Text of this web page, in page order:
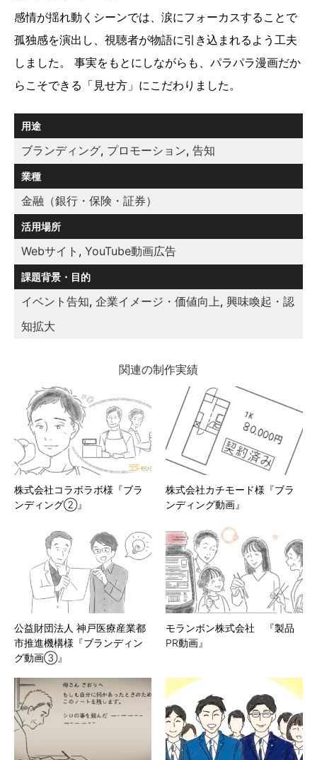
感情が揺れ動くシーンでは、涙にフォーカスすることで
孤独感を演出し、視聴者が物語に引き込まれるよう工夫
しました。 事実をもとにしながらも、パラパラ漫画だか
らこそできる「見せ方」にこだわりました。
用途
ブランディング, プロモーション, 告知
業種
金融（銀行・保険・証券）
活用場所
Webサイト , YouTube動画広告
課題背景・目的
イベント告知, 企業イメージ・価値向上, 興味喚起・認
知拡大
関連の制作実績
株式会社コラボラボ様『ブラ
ンディング②』
株式会社カチモード様『ブラ
ンディング動画』
公益財団法人 神戸医療産業都
市推進機構様『ブランディン
グ動画③』
モランボン株式会社 『製品
PR動画』